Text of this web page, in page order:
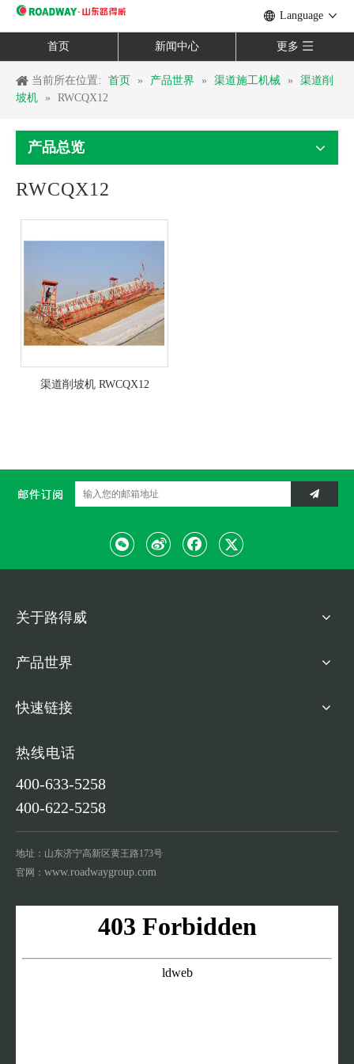
Language
首页 新闻中心 更多
当前所在位置: 首页 » 产品世界 » 渠道施工机械 »
渠道削
坡机
» RWCQX12
产品总览
RWCQX12
渠道削坡机 RWCQX12
关于路得威
产品世界
快速链接
热线电话
400-633-5258
400-622-5258
地址：山东济宁高新区黄王路173号
官网： www.roadwaygroup.com